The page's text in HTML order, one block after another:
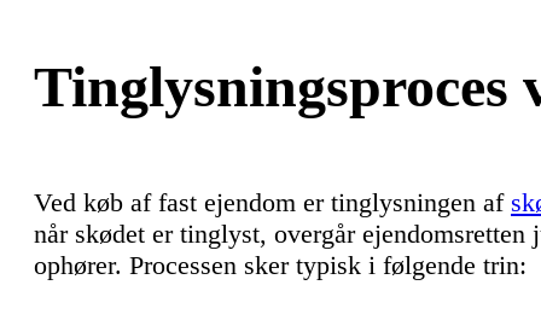
Tinglysningsproces
Ved køb af fast ejendom er tinglysningen af
når skødet er tinglyst, overgår
ophører. Processen sker typisk i følgende trin: